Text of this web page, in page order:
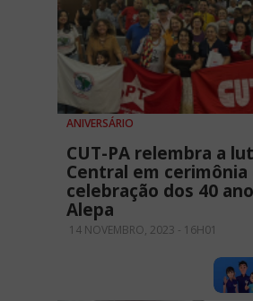
ANIVERSÁRIO
CUT-PA relembra a
Central em cerimônia
celebração dos 40
Alepa
14 NOVEMBRO, 2023 - 16H01